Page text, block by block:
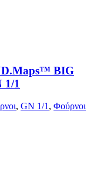
BIG
1/1
, GN 1/1 , Φούρνοι